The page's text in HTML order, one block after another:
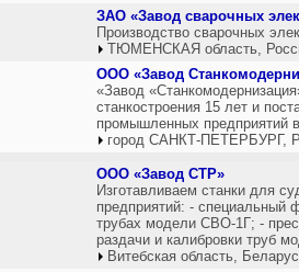
ЗАО «Завод сварочных
Производство сварочных
ТЮМЕНСКАЯ область,
ООО «Завод
«Завод
станкостроения 15 лет и
промышленных предприятий
город САНКТ-ПЕТЕРБУРГ,
ООО «Завод СТР»
Изготавливаем станки для
предприятий: - специальный
трубах модели СВО-1Г; -
раздачи и калибровки труб
Витебская область,